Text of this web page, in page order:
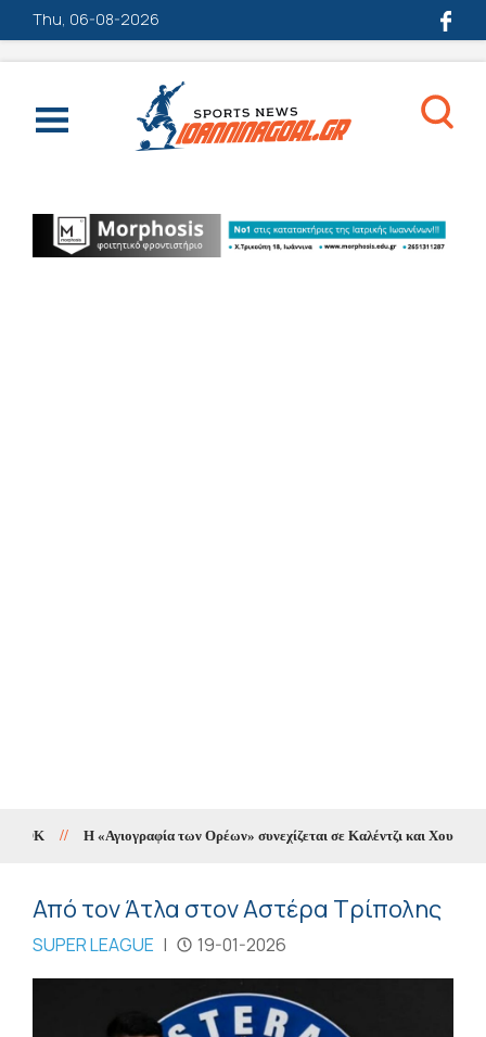
Thu, 06-08-2026
// Η «Αγιογραφία των Ορέων» συνεχίζεται σε Καλέντζι και Χουλιαράδες
Από τον Άτλα στον Αστέρα Τρίπολης
SUPER LEAGUE | 19-01-2026